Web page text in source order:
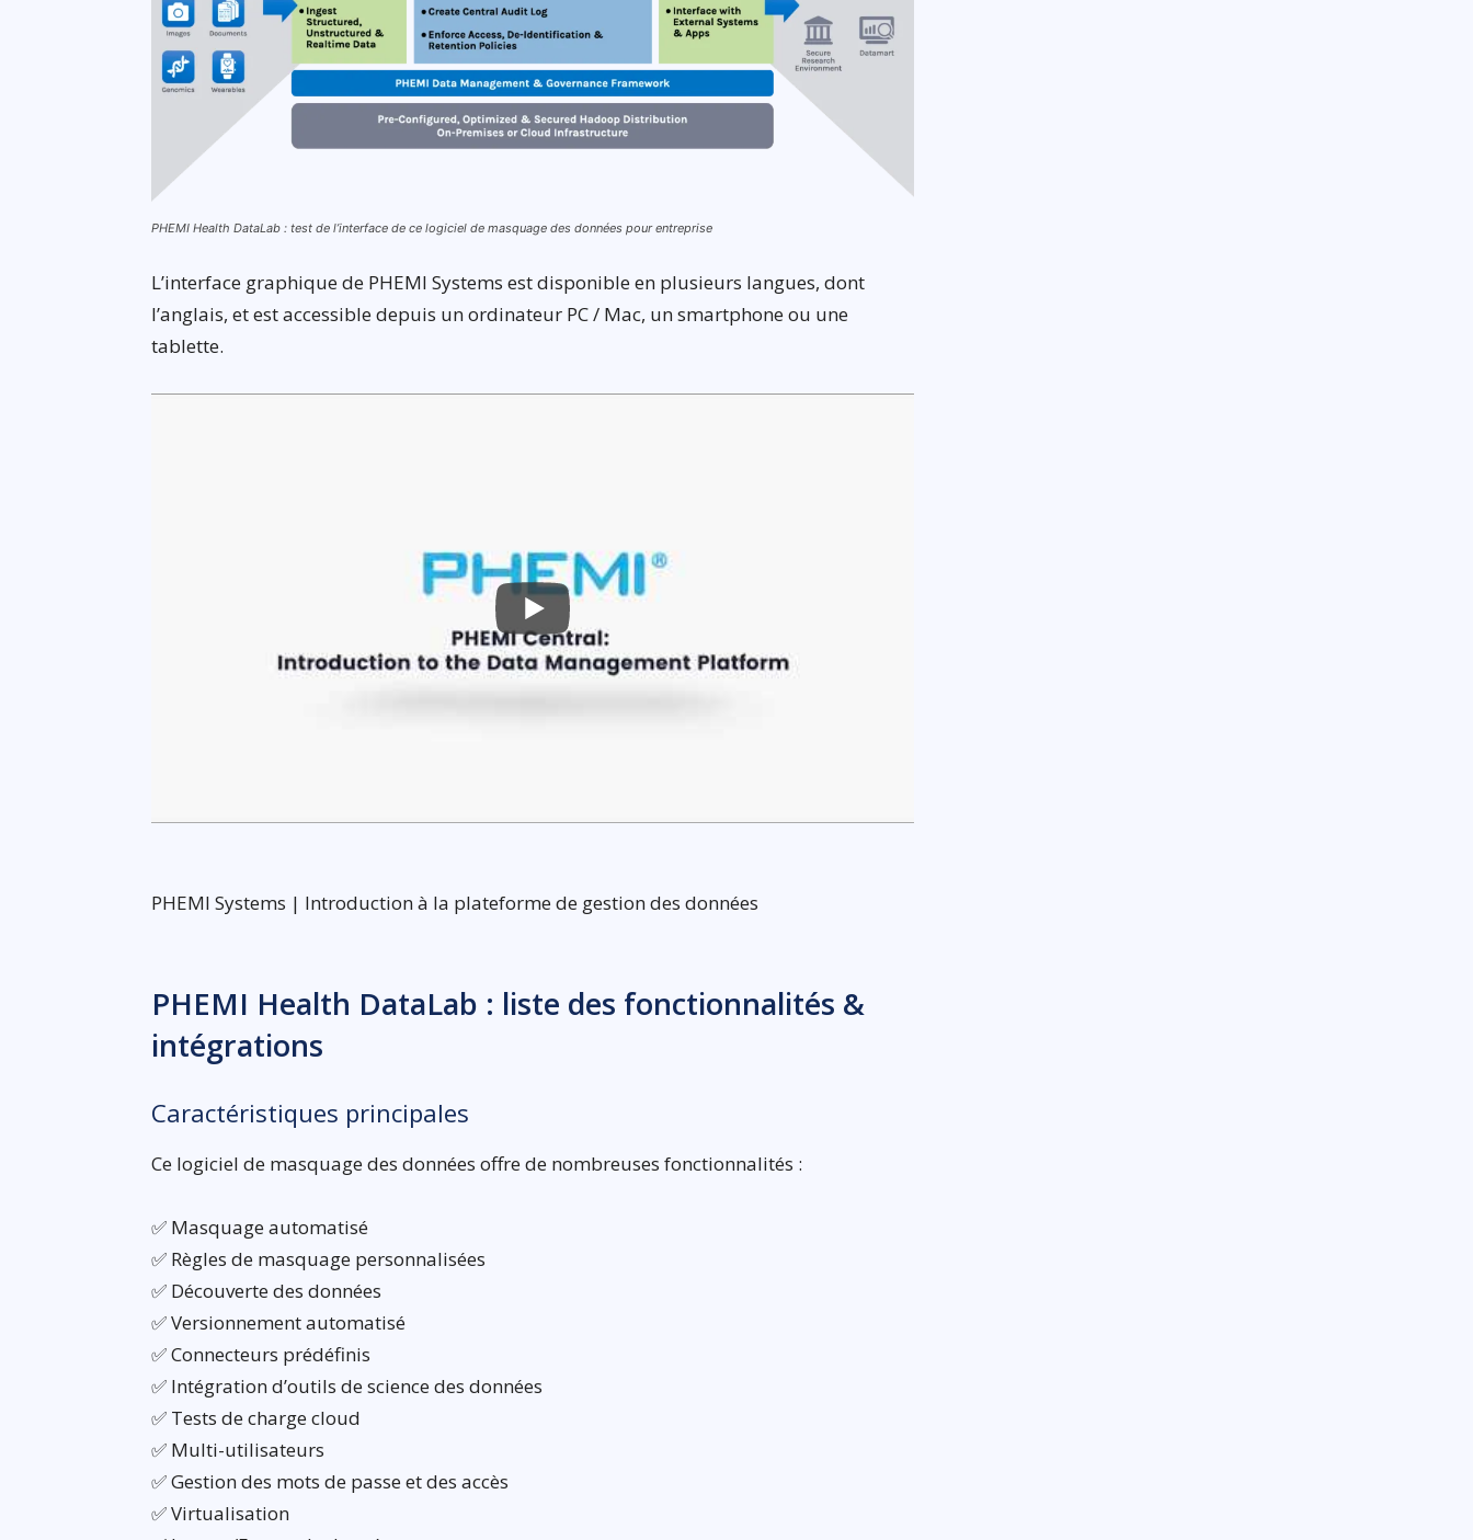
PHEMI Health DataLab : test de l’interface de ce logiciel de masquage des données pour entreprise
L’interface graphique de PHEMI Systems est disponible en plusieurs langues, dont
l’anglais, et est accessible depuis un ordinateur PC / Mac, un smartphone ou une
tablette.
PHEMI Systems | Introduction à la plateforme de gestion des données
PHEMI Health DataLab : liste des fonctionnalités &
intégrations
Caractéristiques principales
Ce logiciel de masquage des données offre de nombreuses fonctionnalités :
✅ Masquage automatisé
✅ Règles de masquage personnalisées
✅ Découverte des données
✅ Versionnement automatisé
✅ Connecteurs prédéfinis
✅ Intégration d’outils de science des données
✅ Tests de charge cloud
✅ Multi-utilisateurs
✅ Gestion des mots de passe et des accès
✅ Virtualisation